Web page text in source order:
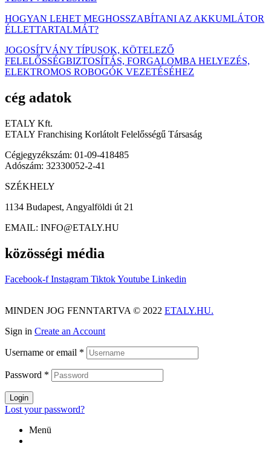
HOGYAN LEHET MEGHOSSZABÍTANI AZ AKKUMLÁTOR
ÉLLETTARTALMÁT?
JOGOSÍTVÁNY TÍPUSOK, KÖTELEZŐ
FELELŐSSÉGBIZTOSÍTÁS, FORGALOMBA HELYEZÉS,
ELEKTROMOS ROBOGÓK VEZETÉSÉHEZ
cég adatok
ETALY Kft.
ETALY Franchising Korlátolt Felelősségű Társaság
Cégjegyzékszám: 01-09-418485
Adószám: 32330052-2-41
SZÉKHELY
1134 Budapest, Angyalföldi út 21
EMAIL: INFO@ETALY.HU
közösségi média
Facebook-f Instagram TiktokYoutube Linkedin
MINDEN JOG FENNTARTVA © 2022 ETALY.HU.
Sign in Create an Account
Username or email *
Password *
Login
Lost your password?
Menü